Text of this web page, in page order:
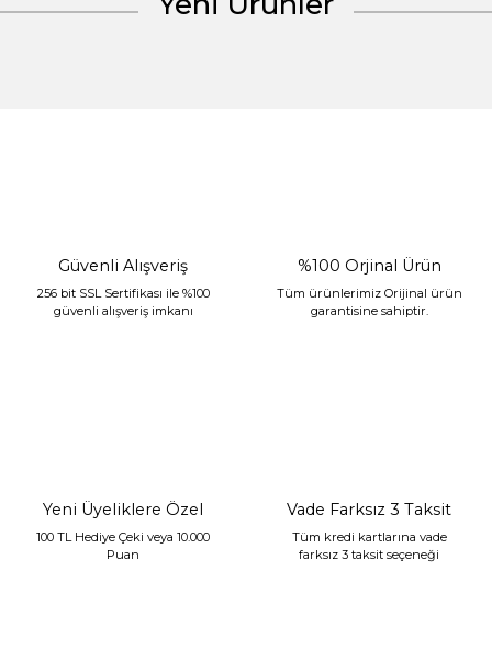
Güvenli Alışveriş
256 bit SSL Sertifikası ile %100
güvenli alışveriş imkanı
%100 Orjinal Ürün
Tüm ürünlerimiz Orijinal ürün
garantisine sahiptir.
Yeni Üyeliklere Özel
100 TL Hediye Çeki veya 10.000
Puan
Vade Farksız 3 Taksit
Tüm kredi kartlarına vade
farksız 3 taksit seçeneği